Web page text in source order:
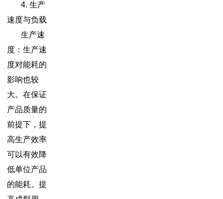
4. 生产
速度与负载
生产速
度：生产速
度对能耗的
影响也较
大。在保证
产品质量的
前提下，提
高生产效率
可以有效降
低单位产品
的能耗。提